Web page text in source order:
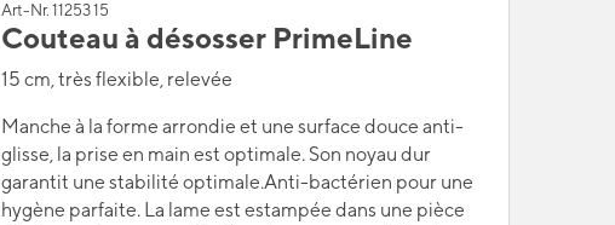
Art-Nr. 11253 15
Couteau à désosser PrimeLine
15 cm, très flexible, relevée
Manche à la forme arrondie et une surface douce anti-
glisse, la prise en main est optimale. Son noyau dur
garantit une stabilité optimale.Anti-bactérien pour une
hygène parfaite. La lame est estampée dans une pièce